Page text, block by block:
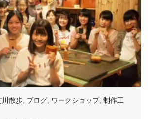
川散歩 ブログ ワークショップ, 制作工